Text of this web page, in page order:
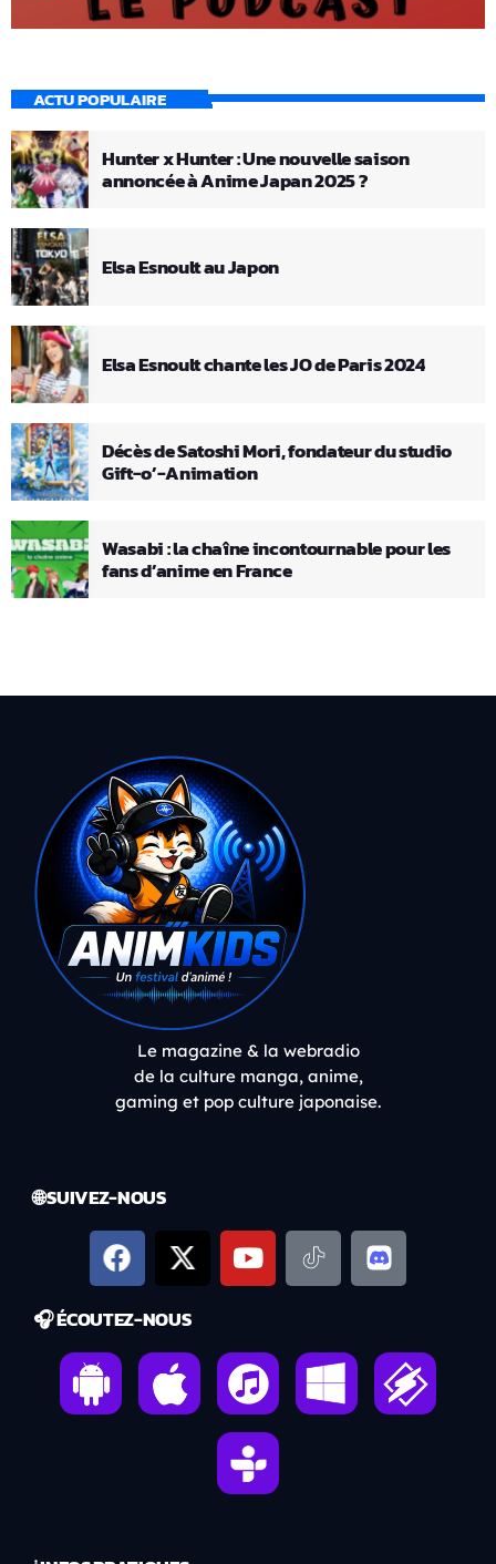
ACTU POPULAIRE
Hunter x Hunter : Une nouvelle saison
annoncée à Anime Japan 2025 ?
Elsa Esnoult au Japon
Elsa Esnoult chante les JO de Paris 2024
Décès de Satoshi Mori, fondateur du studio
Gift-o’-Animation
Wasabi : la chaîne incontournable pour les
fans d’anime en France
Le magazine & la webradio
de la culture manga, anime,
gaming et pop culture japonaise.
🌐 SUIVEZ-NOUS
🎧 ÉCOUTEZ-NOUS